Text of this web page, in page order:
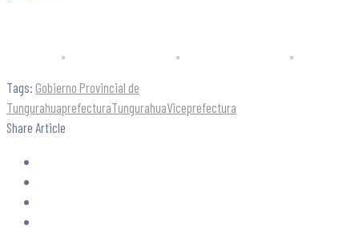
Tags: Gobierno Provincial de
TungurahuaprefecturaTungurahuaViceprefectura
Share Article